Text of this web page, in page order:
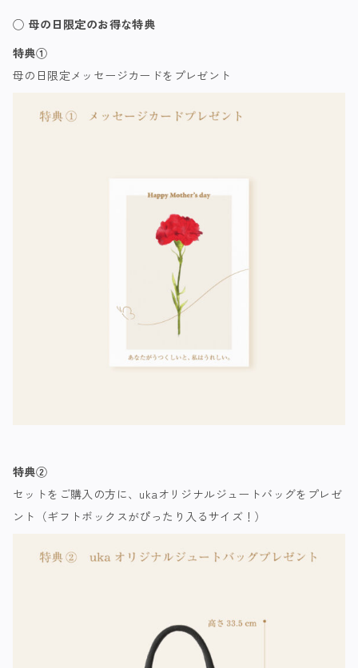
◯ 母の日限定のお得な特典
特典①
母の日限定メッセージカードをプレゼント
特典②
セットをご購入の方に、ukaオリジナルジュートバッグをプレゼ
ント（ギフトボックスがぴったり入るサイズ！）